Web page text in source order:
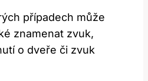
případech⁤ může
znamenat zvuk,
o dveře⁤ či‍ zvuk​